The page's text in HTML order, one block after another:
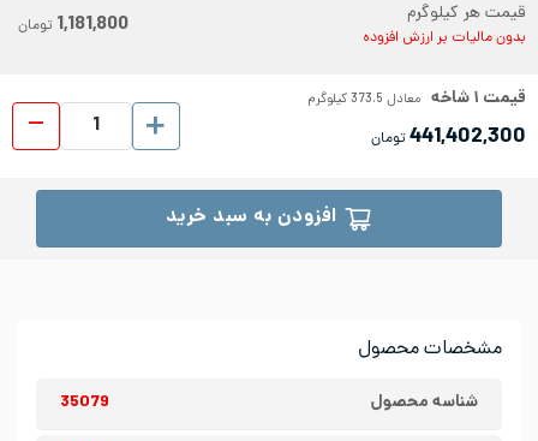
مشخصات محصول
شناسه محصول 35079
قیمت هر کیلوگرم
بدون مالیات بر ارزش افزوده 1,181,800 تومان
قیمت ۱شاخه معادل 373.5کیلوگرم
441,402,300تومان
افزودن به سبد خرید